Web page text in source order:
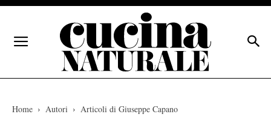
Home Autori Articoli di Giuseppe Capano